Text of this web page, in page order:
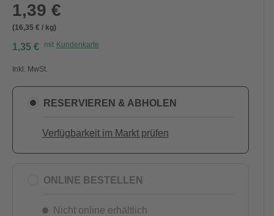
1,39 €
(16,35 € / kg)
1,35 € mit Kundenkarte
Inkl. MwSt.
RESERVIEREN & ABHOLEN
Verfügbarkeit im Markt prüfen
ONLINE BESTELLEN
Nicht online erhältlich